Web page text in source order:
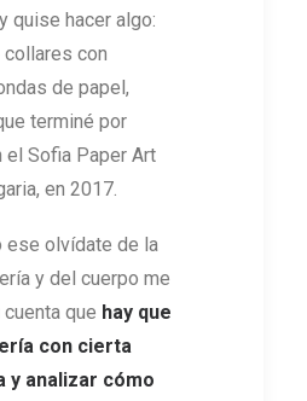
quise hacer algo:
con
de papel,
terminé por
el Sofia Paper Art
en 2017.
ese olvídate de la
y del cuerpo me
que hay que
con cierta
y analizar cómo